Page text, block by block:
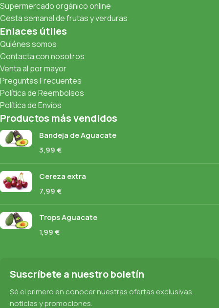
Supermercado orgánico online
Cesta semanal de frutas y verduras
Enlaces útiles
Quiénes somos
Contacta con nosotros
Venta al por mayor
Preguntas Frecuentes
Política de Reembolsos
Política de Envíos
Productos más vendidos
Bandeja de Aguacate
3,99€
Cereza extra
7,99€
Trops Aguacate
1,99€
Suscríbete a nuestro boletín
Sé el primero en conocer nuestras ofertas exclusivas,
noticias y promociones.